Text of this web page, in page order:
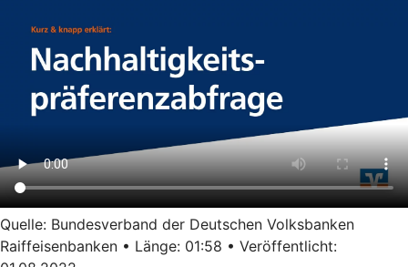
Quelle: Bundesverband der Deutschen Volksbanken
Raiffeisenbanken • Länge: 01:58 • Veröffentlicht: